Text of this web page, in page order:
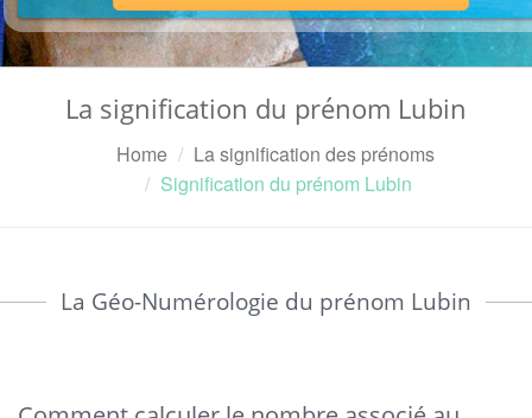
La signification du prénom Lubin
Home
La signification des prénoms
Signification du prénom Lubin
La Géo-Numérologie du prénom Lubin